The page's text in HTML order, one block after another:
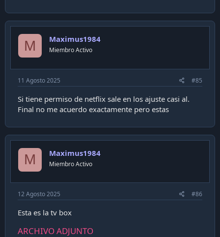
M Maximus1984
Miembro Activo
11 Agosto 2025 #85
Si tiene permiso de netflix sale en los ajuste casi al.
Final no me acuerdo exactamente pero estas
M Maximus1984
Miembro Activo
12 Agosto 2025 #86
Esta es la tv box
ARCHIVO ADJUNTO